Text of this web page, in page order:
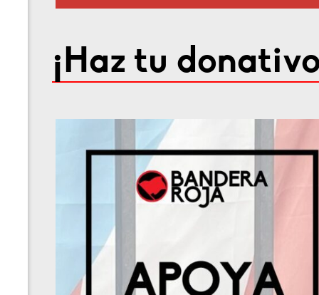
¡Haz tu